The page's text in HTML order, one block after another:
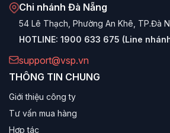
Chi nhánh Đà Nẵng
54 Lê Thạch, Phường An Khê, TP.Đà
HOTLINE: 1900 633 675 (Line
support@vsp.vn
THÔNG TIN CHUNG
Giới thiệu công ty
Tư vấn mua hàng
Hợp tác